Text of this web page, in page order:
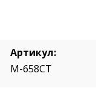
Артикул:
M-658CT